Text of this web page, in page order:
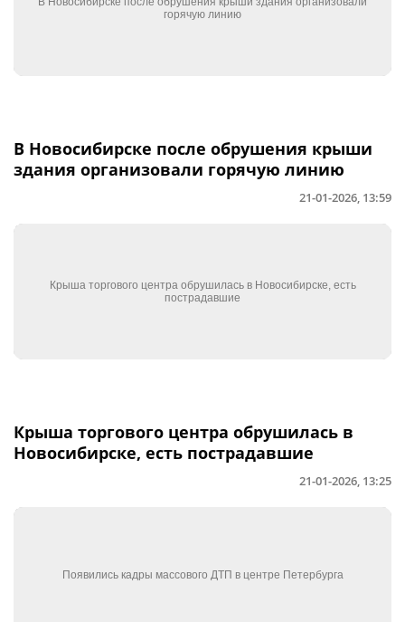
В Новосибирске после обрушения крыши
здания организовали горячую линию
21-01-2026, 13:59
Крыша торгового центра обрушилась в
Новосибирске, есть пострадавшие
21-01-2026, 13:25